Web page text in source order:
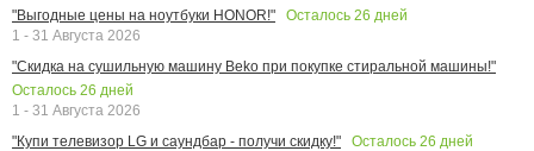
"Выгодные цены на ноутбуки HONOR!"
Осталось 26 дней
1 - 31 Августа 2026
"Скидка на сушильную машину Beko при покупке стиральной машины!"
Осталось 26 дней
1 - 31 Августа 2026
"Купи телевизор LG и саундбар - получи скидку!"
Осталось 26 дней